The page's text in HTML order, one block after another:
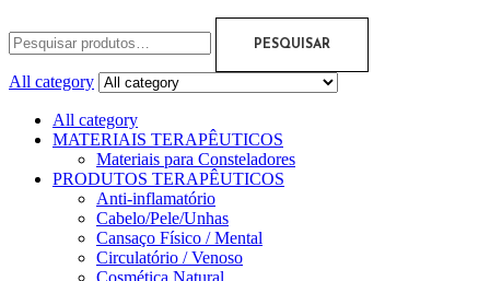
PESQUISAR
All category
All category
MATERIAIS TERAPÊUTICOS
Materiais para Consteladores
PRODUTOS TERAPÊUTICOS
Anti-inflamatório
Cabelo/Pele/Unhas
Cansaço Físico / Mental
Circulatório / Venoso
Cosmética Natural